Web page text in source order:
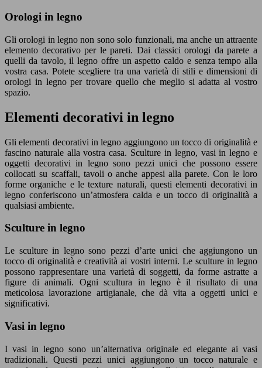
Orologi in legno
Gli orologi in legno non sono solo funzionali, ma anche un attraente
elemento decorativo per le pareti. Dai classici orologi da parete a
quelli da tavolo, il legno offre un aspetto caldo e senza tempo alla
vostra casa. Potete scegliere tra una varietà di stili e dimensioni di
orologi in legno per trovare quello che meglio si adatta al vostro
spazio.
Elementi decorativi in legno
Gli elementi decorativi in legno aggiungono un tocco di originalità e
fascino naturale alla vostra casa. Sculture in legno, vasi in legno e
oggetti decorativi in legno sono pezzi unici che possono essere
collocati su scaffali, tavoli o anche appesi alla parete. Con le loro
forme organiche e le texture naturali, questi elementi decorativi in
legno conferiscono un’atmosfera calda e un tocco di originalità a
qualsiasi ambiente.
Sculture in legno
Le sculture in legno sono pezzi d’arte unici che aggiungono un
tocco di originalità e creatività ai vostri interni. Le sculture in legno
possono rappresentare una varietà di soggetti, da forme astratte a
figure di animali. Ogni scultura in legno è il risultato di una
meticolosa lavorazione artigianale, che dà vita a oggetti unici e
significativi.
Vasi in legno
I vasi in legno sono un’alternativa originale ed elegante ai vasi
tradizionali. Questi pezzi unici aggiungono un tocco naturale e